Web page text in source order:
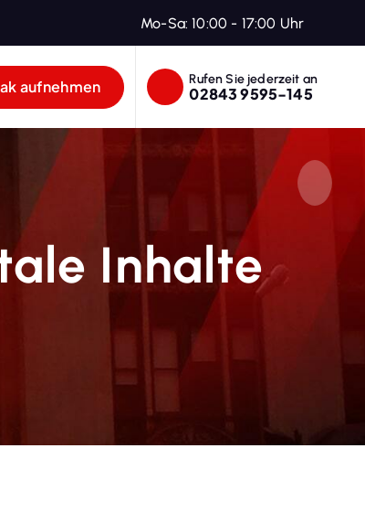
Mo-Sa: 10:00 - 17:00 Uhr
aufnehmen Rufen Sie jederzeit an
02843 9595-145
Inhalte